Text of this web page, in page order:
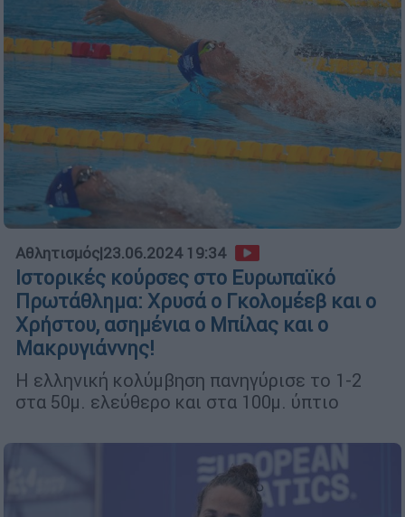
Αθλητισμός|23.06.2024 19:34
Ιστορικές κούρσες στο Ευρωπαϊκό
Πρωτάθλημα: Χρυσά ο Γκολομέεβ και ο
Χρήστου, ασημένια ο Μπίλας και ο
Μακρυγιάννης!
Η ελληνική κολύμβηση πανηγύρισε το 1-2
στα 50μ. ελεύθερο και στα 100μ. ύπτιο